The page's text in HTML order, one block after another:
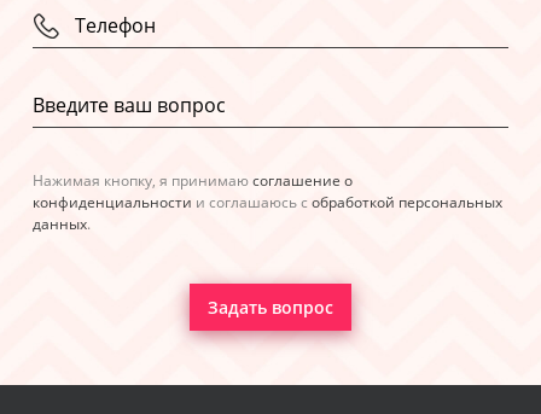
Нажимая кнопку, я принимаюсоглашение о
конфиденциальности и соглашаюсь с обработкой персональных
данных.
Задать вопрос